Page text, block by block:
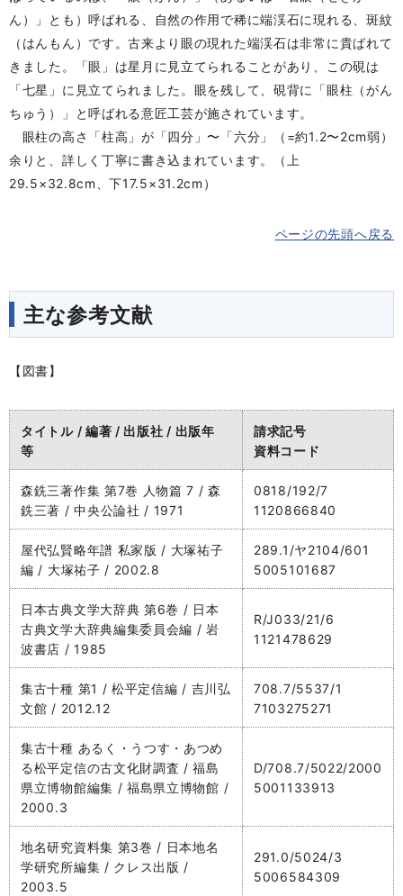
ん）」とも）呼ばれる、自然の作用で稀に端渓石に現れる、斑紋
（はんもん）です。古来より眼の現れた端渓石は非常に貴ばれて
きました。「眼」は星月に見立てられることがあり、この硯は
「七星」に見立てられました。眼を残して、硯背に「眼柱（がん
ちゅう）」と呼ばれる意匠工芸が施されています。
眼柱の高さ「柱高」が「四分」〜「六分」（=約1.2〜2cm弱）
余りと、詳しく丁寧に書き込まれています。（上
29.5×32.8cm、下17.5×31.2cm）
ページの先頭へ戻る
主な参考文献
【図書】
タイトル / 編著 / 出版社 / 出版年
等
請求記号
資料コード
森銑三著作集 第7巻 人物篇 7 / 森
銑三著 / 中央公論社 / 1971
0818/192/7
1120866840
屋代弘賢略年譜 私家版 / 大塚祐子
編 / 大塚祐子 / 2002.8
289.1/ヤ2104/601
5005101687
日本古典文学大辞典 第6巻 / 日本
古典文学大辞典編集委員会編 / 岩
波書店 / 1985
R/J033/21/6
1121478629
集古十種 第1 / 松平定信編 / 吉川弘
文館 / 2012.12
708.7/5537/1
7103275271
集古十種 あるく・うつす・あつめ
る松平定信の古文化財調査 / 福島
県立博物館編集 / 福島県立博物館 /
2000.3
D/708.7/5022/2000
5001133913
地名研究資料集 第3巻 / 日本地名
学研究所編集 / クレス出版 /
2003.5
291.0/5024/3
5006584309